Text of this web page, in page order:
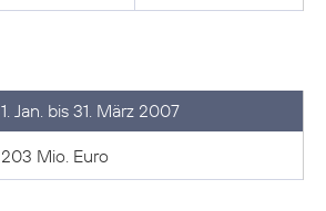
1. Jan. bis 31. März 2007
203 Mio. Euro